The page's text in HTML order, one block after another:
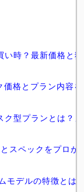
時？最新価格と狙
格とプラン内容を
型プランとは？メ
スペックをプロが
モデルの特徴とは